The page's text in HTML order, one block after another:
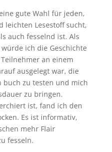
gute Wahl für jeden,
leichten Lesestoff sucht,
auch fesselnd ist. Als
ich die Geschichte
an einem
ausgelegt war, die
buch zu testen und mich
zu bringen.
ist, fand ich den
Es ist informativ,
mehr Flair
fesseln.